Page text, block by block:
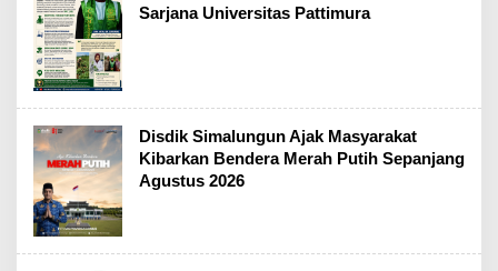
Sarjana Universitas Pattimura
Disdik Simalungun Ajak Masyarakat
Kibarkan Bendera Merah Putih Sepanjang
Agustus 2026